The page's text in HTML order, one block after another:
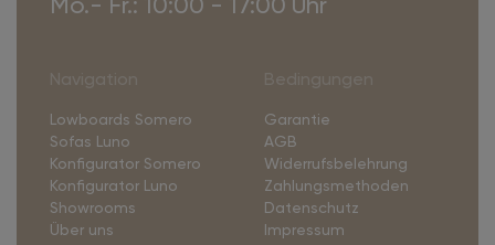
Lowboards Somero
Sofas Luno
Konfigurator Somero
Konfigurator Luno
Showrooms
Über uns
Garantie
AGB
Widerrufsbelehrung
Zahlungsmethoden
Datenschutz
Impressum